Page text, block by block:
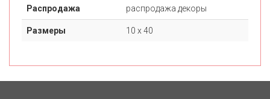
Распродажа распродажа декоры
Размеры 10 х 40